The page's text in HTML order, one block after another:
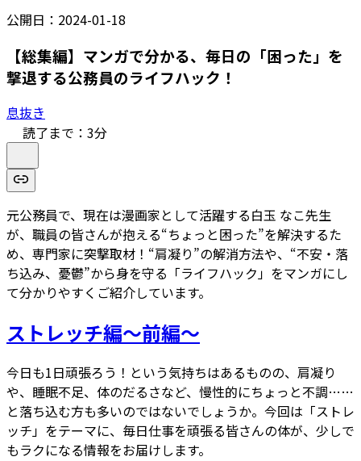
公開日： 2024-01-18
【総集編】マンガで分かる、毎日の「困った」を
撃退する公務員のライフハック！
息抜き
読了まで： 3分
元公務員で、現在は漫画家として活躍する白玉 なこ先生
が、職員の皆さんが抱える“ちょっと困った”を解決するた
め、専門家に突撃取材！“肩凝り”の解消方法や、“不安・落
ち込み、憂鬱”から身を守る「ライフハック」をマンガにし
て分かりやすくご紹介しています。
ストレッチ編～前編～
今日も1日頑張ろう！という気持ちはあるものの、肩凝り
や、睡眠不足、体のだるさなど、慢性的にちょっと不調……
と落ち込む方も多いのではないでしょうか。今回は「ストレ
ッチ」をテーマに、毎日仕事を頑張る皆さんの体が、少しで
もラクになる情報をお届けします。